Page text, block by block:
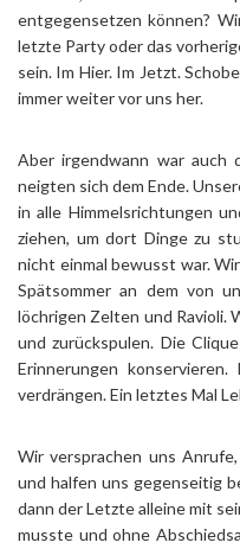
entgegensetzen können?
letzte Party oder das
sein. Im Hier. Im Jetzt.
immer weiter vor uns her.
Aber irgendwann war auch
neigten sich dem Ende.
in alle Himmelsrichtungen
ziehen, um dort Dinge zu
nicht einmal bewusst war.
Spätsommer an dem von
löchrigen Zelten und Ravioli.
und zurückspulen. Die
Erinnerungen
verdrängen. Ein letztes Mal
Wir versprachen uns
und halfen uns gegenseitig
dann der Letzte alleine mit
musste und ohne